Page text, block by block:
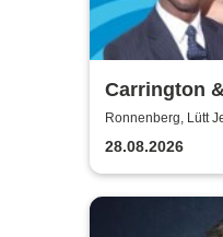
Carrington
Beritsh
Ronnenberg, Lütt
28.08.2026